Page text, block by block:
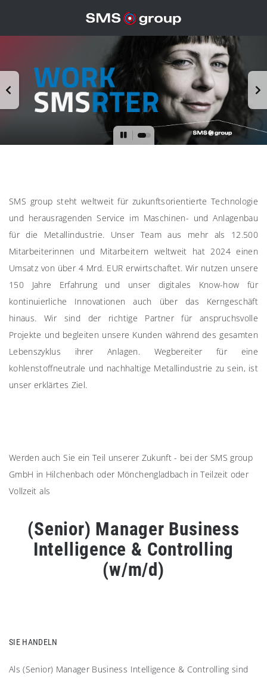
SMS group steht weltweit für zukunftsorientierte Technologie
und herausragenden Service im Maschinen- und Anlagenbau
für die Metallindustrie. Unser Team aus mehr als 12.500
Mitarbeiterinnen und Mitarbeitern weltweit hat 2024 einen
Umsatz von über 4 Mrd. EUR erwirtschaftet. Wir nutzen unsere
150 Jahre Erfahrung und unser digitales Know-how für
kontinuierliche Innovationen auch über das Kerngeschäft
hinaus. Wir sind der richtige Partner für anspruchsvolle
Projekte und begleiten unsere Kunden während des gesamten
Lebenszyklus ihrer Anlagen. Wegbereiter für eine
kohlenstoffneutrale und nachhaltige Metallindustrie zu sein, ist
unser erklärtes Ziel.
Werden auch Sie ein Teil unserer Zukunft - bei der SMS group
GmbH in Hilchenbach oder Mönchengladbach in Teilzeit oder
Vollzeit als
(Senior) Manager Business
Intelligence & Controlling
(w/m/d)
SIE HANDELN
Als (Senior) Manager Business Intelligence & Controlling sind